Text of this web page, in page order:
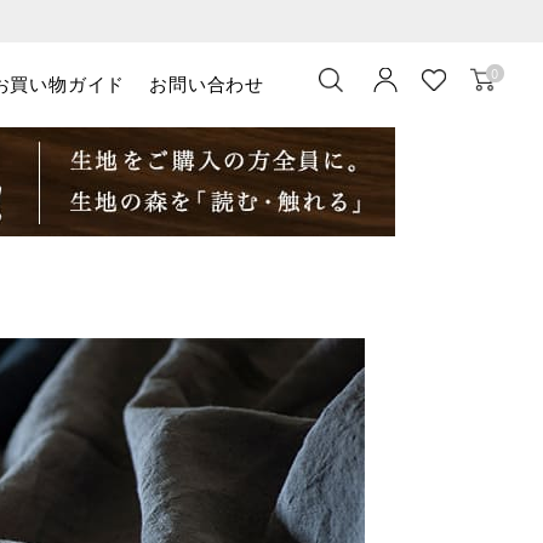
買い物ガイド お問い合わせ 0